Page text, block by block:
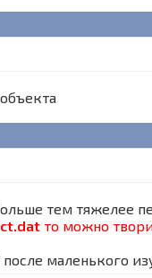
тем тяжелее
то можно
маленького